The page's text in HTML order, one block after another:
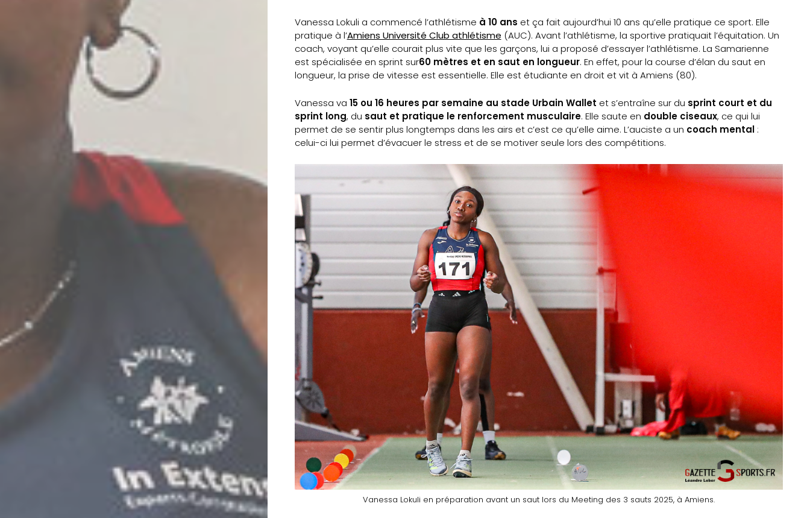
Accueil
Gazette
Sports
Actus
Vanessa Lokuli a commencé l’athlétisme à 10 ans et ça fait aujourd’hui 10 ans qu’elle pratique ce sport. Elle
pratique à l’Amiens Université Club athlétisme (AUC). Avant l’athlétisme, la sportive pratiquait l’équitation. Un
coach, voyant qu’elle courait plus vite que les garçons, lui a proposé d’essayer l’athlétisme. La Samarienne
est spécialisée en sprint sur60 mètres et en saut en longueur. En effet, pour la course d’élan du saut en
longueur, la prise de vitesse est essentielle. Elle est étudiante en droit et vit à Amiens (80).
Vanessa va 15 ou 16 heures par semaine au stade Urbain Wallet et s’entraîne sur du sprint court et du
sprint long, du saut et pratique le renforcement musculaire. Elle saute en double ciseaux, ce qui lui
permet de se sentir plus longtemps dans les airs et c’est ce qu’elle aime. L’auciste a un coach mental:
celui-ci lui permet d’évacuer le stress et de se motiver seule lors des compétitions.
Vanessa Lokuli en préparation avant un saut lors du Meeting des 3 sauts 2025, à Amiens.